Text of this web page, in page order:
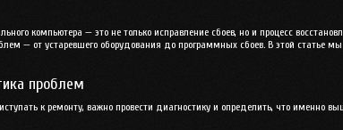
компьютера — это не только исправление сбоев, но и процесс
— от устаревшего оборудования до программных сбоев. В этой статье
проблем
к ремонту, важно провести диагностику и определить, что именно